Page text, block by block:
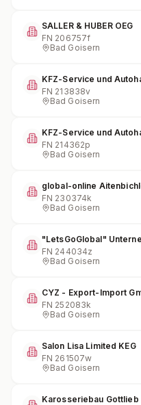
SALLER & HUBER OEG
FN 206757f
Bad Goisern
KFZ-Service und
FN 213838v
Bad Goisern
KFZ-Service und
FN 214362p
Bad Goisern
global-online
FN 230374k
Bad Goisern
"LetsGoGlobal"
FN 244034z
Bad Goisern
CYZ - Export-Import
FN 252083k
Bad Goisern
Salon Lisa Limited KEG
FN 261507w
Bad Goisern
Karosseriebau